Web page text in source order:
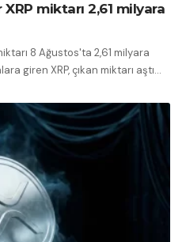
miktarı 2,61 milyara
8 Ağustos'ta 2,61 milyara
giren XRP, çıkan miktarı aştı…